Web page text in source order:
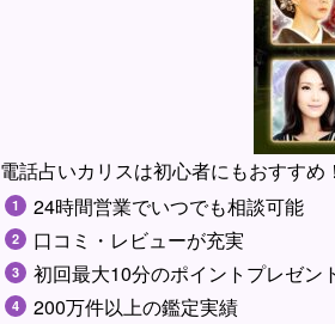
電話占いカリスは初心者にもおすすめ！
24時間営業でいつでも相談可能
口コミ・レビューが充実
初回最大10分のポイントプレゼン
200万件以上の鑑定実績